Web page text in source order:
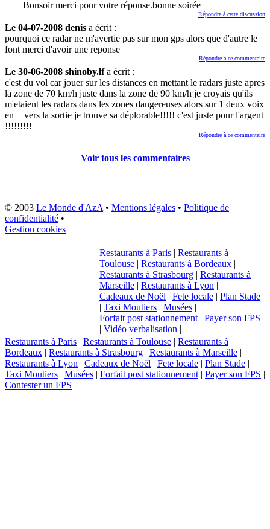
Bonsoir merci pour votre réponse.bonne soirée
Répondre à cette discussion
Le 04-07-2008 denis a écrit :
pourquoi ce radar ne m'avertie pas sur mon gps alors que d'autre le
font merci d'avoir une reponse
Répondre à ce commentaire
Le 30-06-2008 shinoby.lfa écrit :
c'est du vol car jouer sur les distances en mettant le radars juste apres
la zone de 70 km/h juste dans la zone de 90 km/h je croyais qu'ils
m'etaient les radars dans les zones dangereuses alors sur 1 deux voix
en + vers la sortie je trouve sa déplorable!!!!! c'est juste pour l'argent
!!!!!!!!!
Répondre à ce commentaire
Voir tous les commentaires
© 2003 Le Monde d'AzA • Mentions légales • Politique de
confidentialité •
Gestion cookies
Restaurants à Paris | Restaurants à
Toulouse | Restaurants à Bordeaux |
Restaurants à Strasbourg | Restaurants à
Marseille | Restaurants à Lyon |
Cadeaux de Noël | Fete locale | Plan Stade
| Taxi Moutiers | Musées |
Forfait post stationnement | Payer son FPS
| Vidéo verbalisation |
Restaurants à Paris | Restaurants à Toulouse | Restaurants à
Bordeaux | Restaurants à Strasbourg | Restaurants à Marseille |
Restaurants à Lyon | Cadeaux de Noël | Fete locale | Plan Stade |
Taxi Moutiers | Musées | Forfait post stationnement | Payer son FPS |
Contester un FPS |